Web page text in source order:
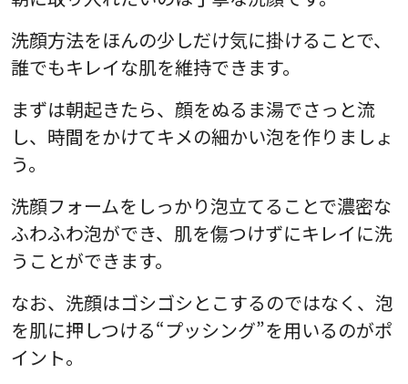
洗顔方法をほんの少しだけ気に掛けることで、
誰でもキレイな肌を維持できます。
まずは朝起きたら、顔をぬるま湯でさっと流
し、時間をかけてキメの細かい泡を作りましょ
う。
洗顔フォームをしっかり泡立てることで濃密な
ふわふわ泡ができ、肌を傷つけずにキレイに洗
うことができます。
なお、洗顔はゴシゴシとこするのではなく、泡
を肌に押しつける“プッシング”を用いるのがポ
イント。